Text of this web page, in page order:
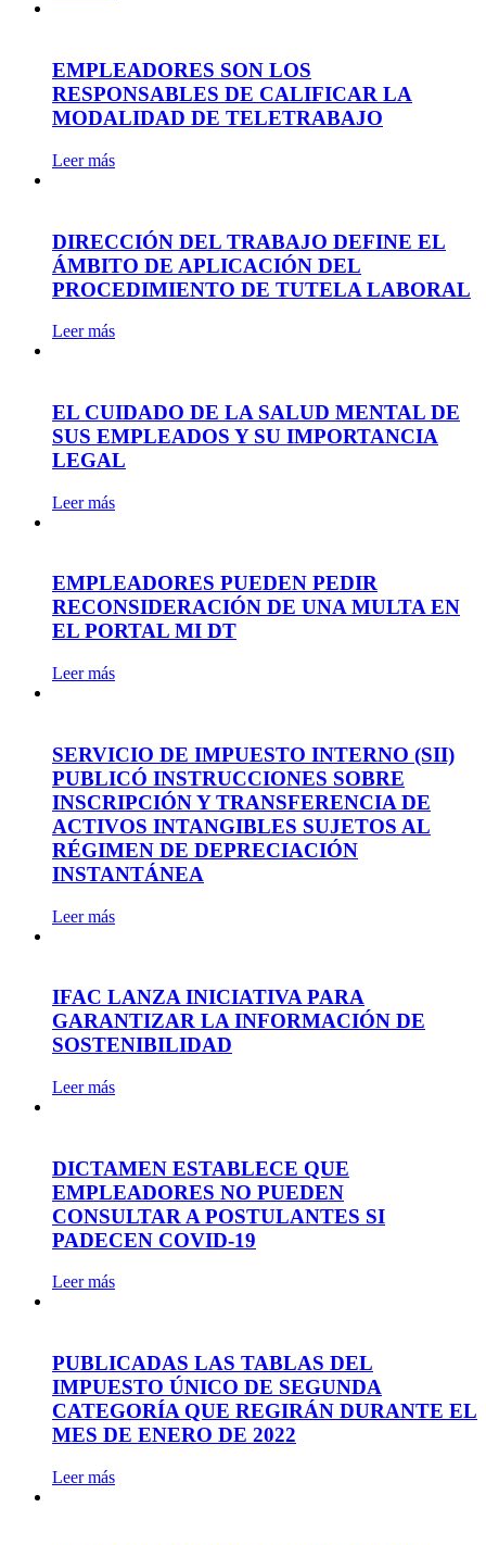
EMPLEADORES SON LOS
RESPONSABLES DE CALIFICAR LA
MODALIDAD DE TELETRABAJO
Leer más
DIRECCIÓN DEL TRABAJO DEFINE EL
ÁMBITO DE APLICACIÓN DEL
PROCEDIMIENTO DE TUTELA LABORAL
Leer más
EL CUIDADO DE LA SALUD MENTAL DE
SUS EMPLEADOS Y SU IMPORTANCIA
LEGAL
Leer más
EMPLEADORES PUEDEN PEDIR
RECONSIDERACIÓN DE UNA MULTA EN
EL PORTAL MI DT
Leer más
SERVICIO DE IMPUESTO INTERNO (SII)
PUBLICÓ INSTRUCCIONES SOBRE
INSCRIPCIÓN Y TRANSFERENCIA DE
ACTIVOS INTANGIBLES SUJETOS AL
RÉGIMEN DE DEPRECIACIÓN
INSTANTÁNEA
Leer más
IFAC LANZA INICIATIVA PARA
GARANTIZAR LA INFORMACIÓN DE
SOSTENIBILIDAD
Leer más
DICTAMEN ESTABLECE QUE
EMPLEADORES NO PUEDEN
CONSULTAR A POSTULANTES SI
PADECEN COVID-19
Leer más
PUBLICADAS LAS TABLAS DEL
IMPUESTO ÚNICO DE SEGUNDA
CATEGORÍA QUE REGIRÁN DURANTE EL
MES DE ENERO DE 2022
Leer más